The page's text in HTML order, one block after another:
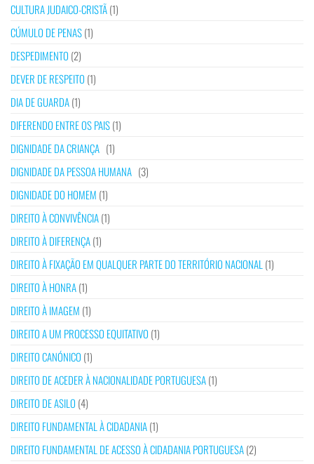
CULTURA JUDAICO-CRISTÃ(1)
CÚMULO DE PENAS(1)
DESPEDIMENTO (2)
DEVER DE RESPEITO (1)
DIA DE GUARDA(1)
DIFERENDO ENTRE OS PAIS(1)
DIGNIDADE DA CRIANÇA (1)
DIGNIDADE DA PESSOA HUMANA (3)
DIGNIDADE DO HOMEM (1)
DIREITO À CONVIVÊNCIA(1)
DIREITO À DIFERENÇA(1)
DIREITO À FIXAÇÃO EM QUALQUER PARTE DO TERRITÓRIO NACIONAL (1)
DIREITO À HONRA(1)
DIREITO À IMAGEM (1)
DIREITO A UM PROCESSO EQUITATIVO (1)
DIREITO CANÓNICO (1)
DIREITO DE ACEDER À NACIONALIDADE PORTUGUESA(1)
DIREITO DE ASILO (4)
DIREITO FUNDAMENTAL À CIDADANIA(1)
DIREITO FUNDAMENTAL DE ACESSO À CIDADANIA PORTUGUESA(2)